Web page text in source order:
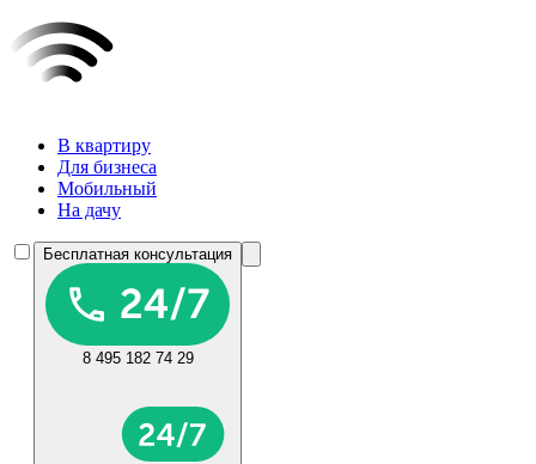
В квартиру
Для бизнеса
Мобильный
На дачу
Бесплатная консультация
8 495 182 74 29